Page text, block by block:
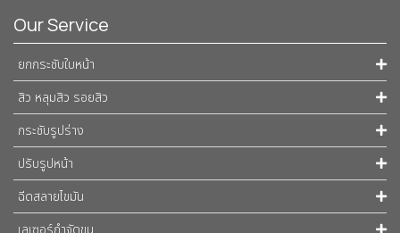
Our Service
ยกกระชับใบหน้า
สิว หลุมสิว รอยสิว
กระชับรูปร่าง
ปรับรูปหน้า
ฉีดสลายไขมัน